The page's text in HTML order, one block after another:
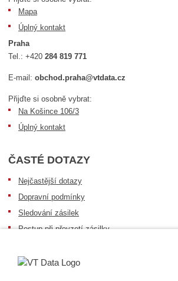
Mapa
Úplný kontakt
Praha
Tel.:+420284 819 771
E-mail:obchod.praha@vtdata.cz
Přijďte si osobně vybrat:
Na Košince 106/3
Úplný kontakt
ČASTÉ DOTAZY
Nejčastější dotazy
Dopravní podmínky
Sledování zásilek
Postup při převzetí zásilky
Obecné informace